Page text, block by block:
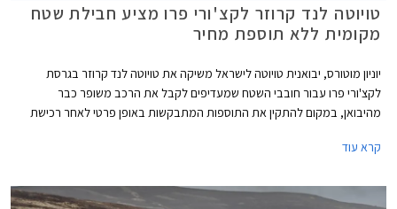
טויוטה לנד קרוזר לקצ'ורי פרו מציע חבילת שטח
מקומית ללא תוספת מחיר
יוניון מוטורס, יבואנית טויוטה לישראל משיקה את טויוטה לנד קרוזר בגרסת
לקצ'ורי פרו עבור חובבי השטח שמעדיפים לקבל את הרכב משופר כבר
מהיבואן, במקום להתקין את התוספות המתבקשות באופן פרטי לאחר רכישת
קרא עוד